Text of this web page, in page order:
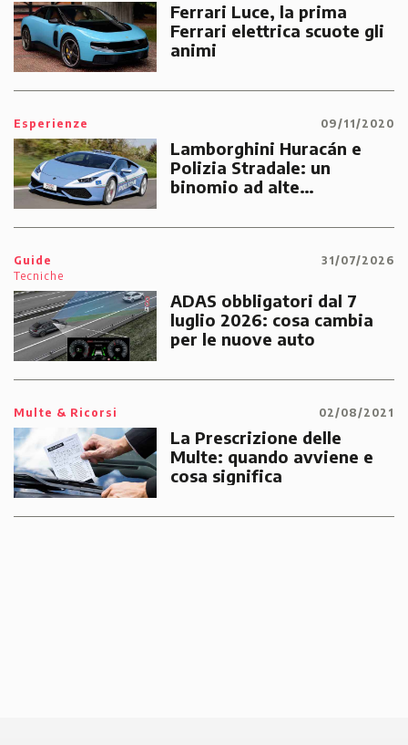
Ferrari Luce, la prima
Ferrari elettrica scuote gli
animi
Esperienze 09/11/2020
Lamborghini Huracán e
Polizia Stradale: un
binomio ad alte
emergenze dei cittadini
Guide
Tecniche
31/07/2026
ADAS obbligatori dal 7
luglio 2026: cosa cambia
per le nuove auto
Multe & Ricorsi 02/08/2021
La Prescrizione delle
Multe: quando avviene e
cosa significa